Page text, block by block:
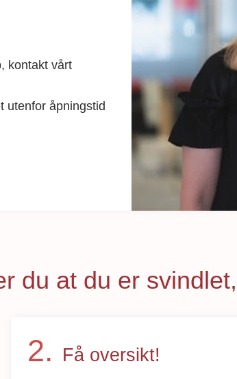
kontakt vårt
utenfor åpningstid
du at du er
Få oversikt!